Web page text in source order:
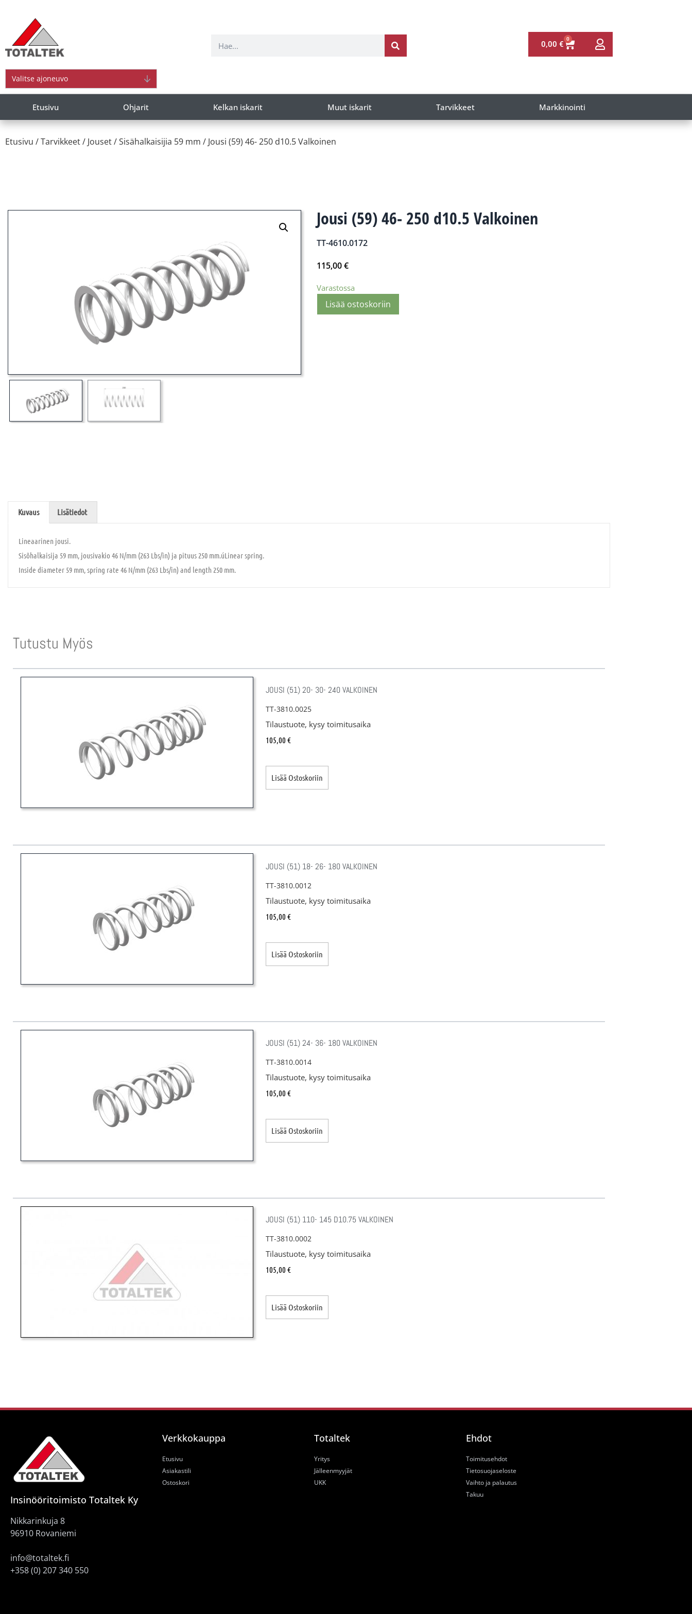
0,00 €
0
Valitse ajoneuvo
Etusivu Ohjarit Kelkan iskarit Muut iskarit Tarvikkeet Markkinointi
Etusivu /Tarvikkeet/ Jouset/Sisähalkaisijia 59 mm / Jousi (59) 46- 250 d10.5 Valkoinen
Jousi (59) 46- 250 d10.5 Valkoinen
TT-4610.0172
115,00€
Varastossa
Lisää ostoskoriin
Kuvaus Lisätiedot
Lineaarinen jousi.
Sisõhalkaisija 59 mm, jousivakio 46 N/mm (263 Lbs/in) ja pituus 250 mm.úLinear spring.
Inside diameter 59 mm, spring rate 46 N/mm (263 Lbs/in) and length 250 mm.
Tutustu Myös
JOUSI (51) 20- 30- 240 VALKOINEN
TT-3810.0025
Tilaustuote, kysy toimitusaika
105,00 €
Lisää Ostoskoriin
JOUSI (51) 18- 26- 180 VALKOINEN
TT-3810.0012
Tilaustuote, kysy toimitusaika
105,00 €
Lisää Ostoskoriin
JOUSI (51) 24- 36- 180 VALKOINEN
TT-3810.0014
Tilaustuote, kysy toimitusaika
105,00 €
Lisää Ostoskoriin
JOUSI (51) 110- 145 D10.75 VALKOINEN
TT-3810.0002
Tilaustuote, kysy toimitusaika
105,00 €
Lisää Ostoskoriin
Insinööritoimisto Totaltek Ky
Nikkarinkuja 8
96910 Rovaniemi
info@totaltek.fi
+358 (0) 207 340 550
Verkkokauppa
Etusivu
Asiakastili
Ostoskori
Totaltek
Yritys
Jälleenmyyjät
UKK
Ehdot
Toimitusehdot
Tietosuojaseloste
Vaihto ja palautus
Takuu